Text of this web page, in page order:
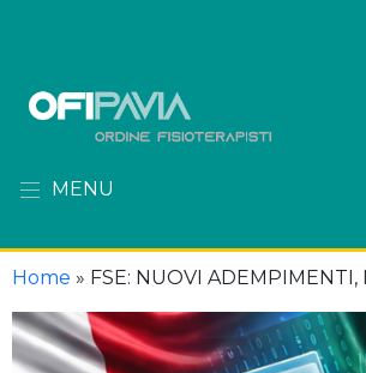
MENU
Home » FSE: NUOVI